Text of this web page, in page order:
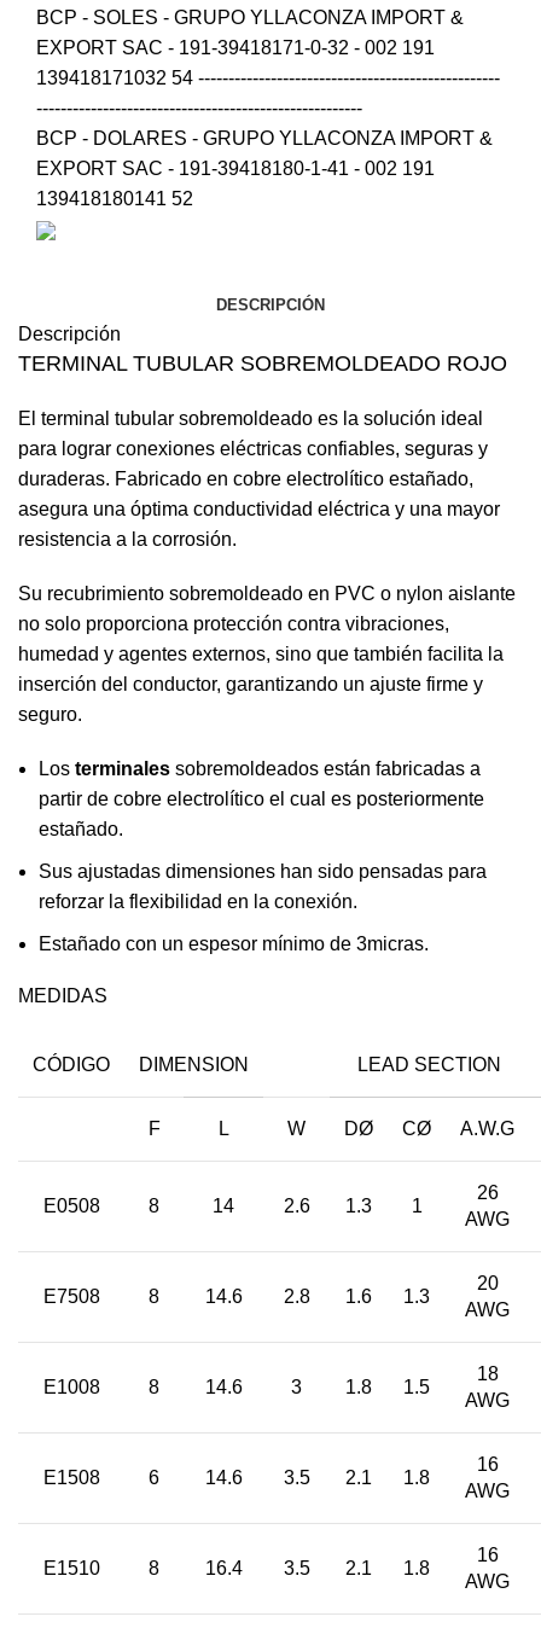
BCP - SOLES - GRUPO YLLACONZA IMPORT &
EXPORT SAC - 191-39418171-0-32 - 002 191
139418171032 54 --------------------------------------------------
------------------------------------------------------
BCP - DOLARES - GRUPO YLLACONZA IMPORT &
EXPORT SAC - 191-39418180-1-41 - 002 191
139418180141 52
DESCRIPCIÓN
Descripción
TERMINAL TUBULAR SOBREMOLDEADO ROJO
El terminal tubular sobremoldeado es la solución ideal
para lograr conexiones eléctricas confiables, seguras y
duraderas. Fabricado en cobre electrolítico estañado,
asegura una óptima conductividad eléctrica y una mayor
resistencia a la corrosión.
Su recubrimiento sobremoldeado en PVC o nylon aislante
no solo proporciona protección contra vibraciones,
humedad y agentes externos, sino que también facilita la
inserción del conductor, garantizando un ajuste firme y
seguro.
Los terminales sobremoldeados están fabricadas a
partir de cobre electrolítico el cual es posteriormente
estañado.
Sus ajustadas dimensiones han sido pensadas para
reforzar la flexibilidad en la conexión.
Estañado con un espesor mínimo de 3micras.
MEDIDAS
CÓDIGO DIMENSION LEAD SECTION
F L W DØ CØ A.W.G
E0508 8 14 2.6 1.3 1
26
AWG
E7508 8 14.6 2.8 1.6 1.3
20
AWG
E1008 8 14.6 3 1.8 1.5
18
AWG
E1508 6 14.6 3.5 2.1 1.8
16
AWG
E1510 8 16.4 3.5 2.1 1.8
16
AWG